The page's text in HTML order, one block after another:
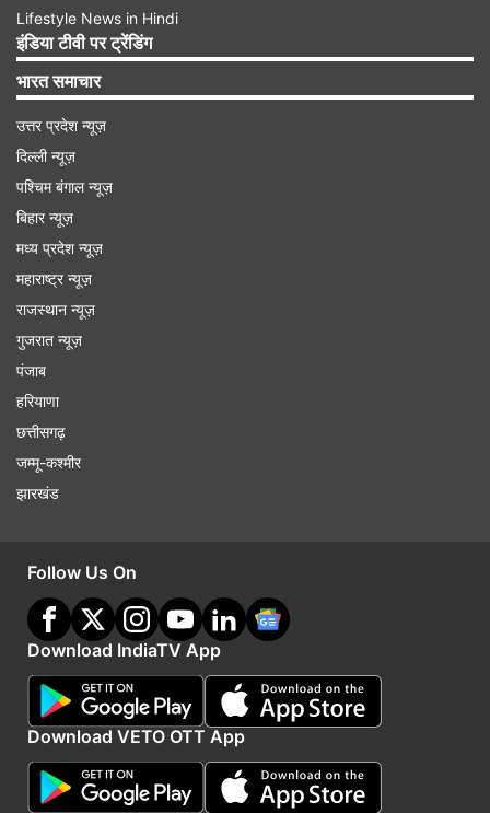
Lifestyle News in Hindi
इंडिया टीवी पर ट्रेंडिंग
भारत समाचार
उत्तर प्रदेश न्यूज़
दिल्ली न्यूज़
पश्चिम बंगाल न्यूज़
बिहार न्यूज़
मध्य प्रदेश न्यूज़
महाराष्ट्र न्यूज़
राजस्थान न्यूज़
गुजरात न्यूज़
पंजाब
हरियाणा
छत्तीसगढ़
जम्मू-कश्मीर
झारखंड
Follow Us On
Download IndiaTV App
Download VETO OTT App